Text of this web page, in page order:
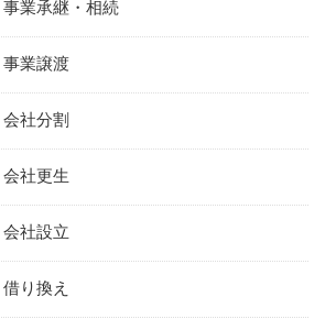
事業承継・相続
事業譲渡
会社分割
会社更生
会社設立
借り換え